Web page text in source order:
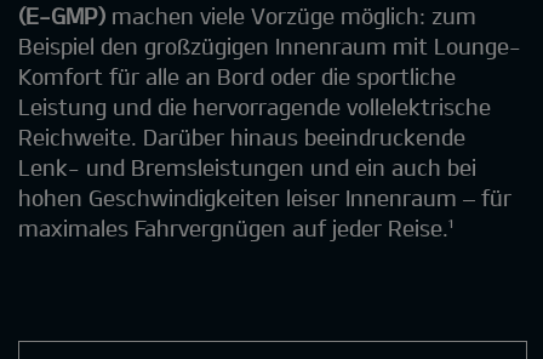
(E-GMP) machen viele Vorzüge möglich: zum
Beispiel den großzügigen Innenraum mit Lounge-
Komfort für alle an Bord oder die sportliche
Leistung und die hervorragende vollelektrische
Reichweite. Darüber hinaus beeindruckende
Lenk- und Bremsleistungen und ein auch bei
hohen Geschwindigkeiten leiser Innenraum – für
maximales Fahrvergnügen auf jeder Reise.¹